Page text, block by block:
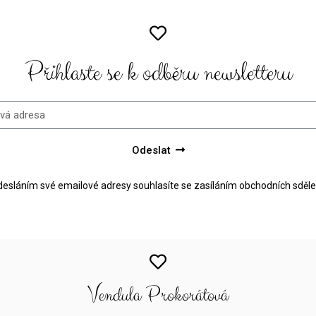
Přihlaste se k odběru newsletteru
Odeslat
své emailové adresy souhlasíte se zasíláním obchodních
Vendula Prokorátová